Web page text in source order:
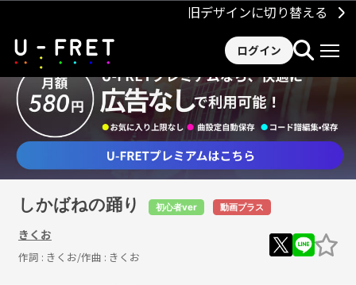
旧デザインに切り替える
ログイン
しかばねの踊り 初心者ver 動画プラス
きくお
作詞 : きくお/作曲 : きくお